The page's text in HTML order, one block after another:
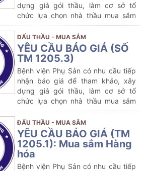
dựng giá gói thầu, làm cơ sở tổ
chức lựa chọn nhà thầu mua sắm
gói thầu dự kiến:Mua sắmVật tư y
tếcủa Bệnh viện Phụ Sản năm
2025
ĐẤU THẦU - MUA SẮM
YÊU CẦU BÁO GIÁ (SỐ
TM 1205.3)
Bệnh viện Phụ Sản có nhu cầu tiếp
nhận báo giá để tham khảo, xây
dựng giá gói thầu, làm cơ sở tổ
chức lựa chọn nhà thầu mua sắm
gói thầu dự kiến:Mua sắm Hóa
chấtcủa Bệnh viện Phụ Sản năm
2024-2025
ĐẤU THẦU - MUA SẮM
YÊU CẦU BÁO GIÁ (TM
1205.1): Mua sắm Hàng
hóa
Bệnh viện Phụ Sản có nhu cầu tiếp